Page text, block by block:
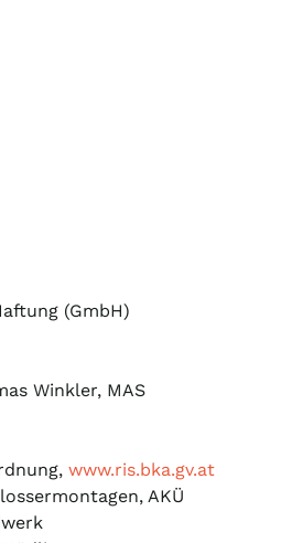
(GmbH)
Winkler, MAS
www.ris.bka.gv.at
AKÜ